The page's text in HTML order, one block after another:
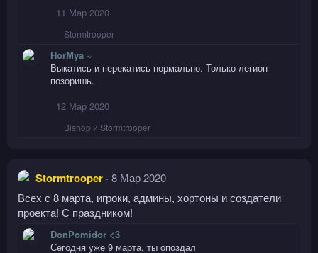
11 Мар 2020
Р
а
к
ц
:
Stormtrooper
HorMya ~
Выкатись и перекатись нормально. Только легион
позоришь.
12 Мар 2020
Р
и
и
:
Bishop и Stormtrooper
Stormtrooper 8 Мар 2020
Всех с 8 марта, игроки, админы, хортоны и создатели
проекта! С праздником!
DonPomidor <3
Сегодня уже 9 марта, ты опоздал